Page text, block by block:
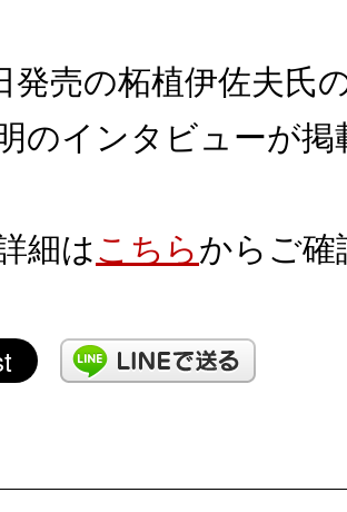
発売の柘植伊佐夫氏
のインタビューが
細は こちらからご確